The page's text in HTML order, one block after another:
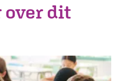
over dit